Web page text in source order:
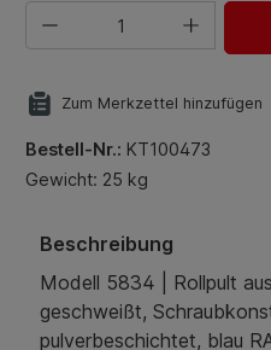
Produkt Anzahl: Gib den
Zum Merkzettel hinzufügen
Bestell-Nr.: KT100473
Gewicht: 25 kg
Beschreibung
Modell 5834 | Rollpult
geschweißt,
pulverbeschichtet, blau